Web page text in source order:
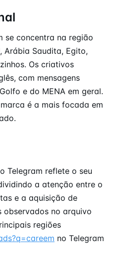
se concentra na região
Arábia Saudita, Egito,
Os criativos
com mensagens
e do MENA em geral.
é a mais focada em
Telegram reflete o seu
a atenção entre o
e a aquisição de
observados no arquivo
regiões
no Telegram